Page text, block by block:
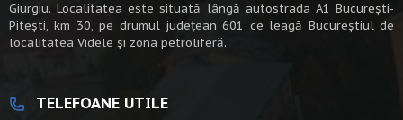
Giurgiu. Localitatea este situată lângă autostrada A1 Bucureşti-
Piteşti, km 30, pe drumul judeţean 601 ce leagă Bucureştiul de
localitatea Videle şi zona petroliferă.
TELEFOANE UTILE